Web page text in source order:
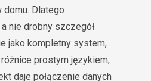
domu. Dlatego
nie drobny szczegół
jako kompletny system,
prostym językiem,
daje połączenie danych